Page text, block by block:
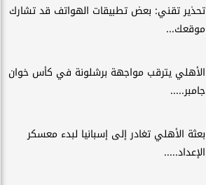
تحذير تقني: بعض تطبيقات الهواتف قد تشارك
موقعك...
الأهلي يترقب مواجهة برشلونة في كأس خوان
جامبر.....
بعثة الأهلي تغادر إلى إسبانيا لبدء معسكر
الإعداد.....